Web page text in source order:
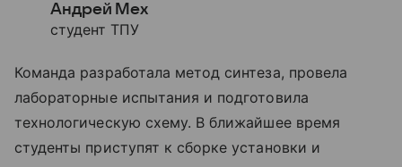
Андрей Мех
студент ТПУ
Команда разработала метод синтеза, провела
лабораторные испытания и подготовила
технологическую схему. В ближайшее время
студенты приступят к сборке установки и